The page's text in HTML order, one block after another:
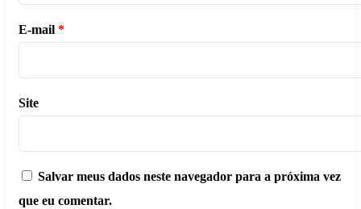
E-mail *
Site
Salvar meus dados neste navegador para a próxima vez
que eu comentar.